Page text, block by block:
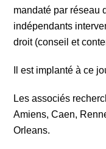
mandaté par réseau
indépendants
droit (conseil et
Il est implanté à ce
Les associés
Amiens, Caen,
Orleans.